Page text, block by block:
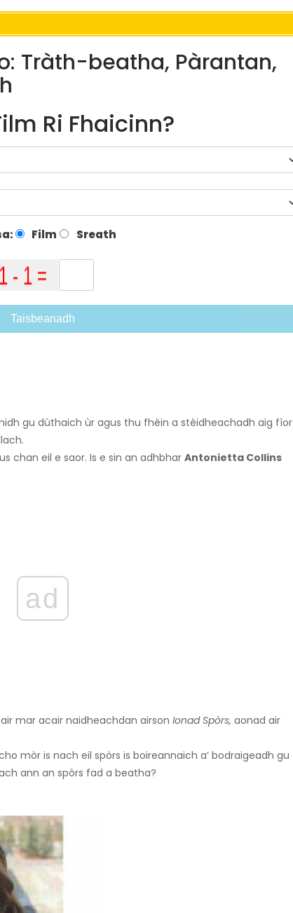
Tràth-beatha, Pàrantan,
Ri Fhaicinn?
Film Sreath
Taisbeanadh
gu dùthaich ùr agus thu fhèin a stèidheachadh aig fìor
chan eil e saor. Is e sin an adhbhar Antonietta Collins
ad
mar acair naidheachdan airson Ionad Spòrs, aonad air
mòr is nach eil spòrs is boireannaich a’ bodraigeadh gu
ann an spòrs fad a beatha?